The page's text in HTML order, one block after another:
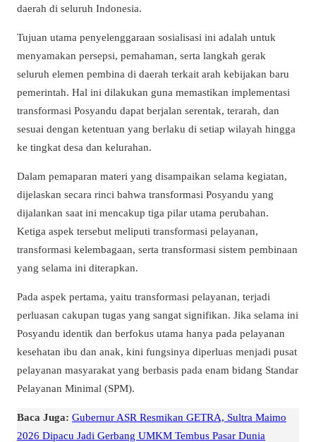
daerah di seluruh Indonesia.
Tujuan utama penyelenggaraan sosialisasi ini adalah untuk
menyamakan persepsi, pemahaman, serta langkah gerak
seluruh elemen pembina di daerah terkait arah kebijakan baru
pemerintah. Hal ini dilakukan guna memastikan implementasi
transformasi Posyandu dapat berjalan serentak, terarah, dan
sesuai dengan ketentuan yang berlaku di setiap wilayah hingga
ke tingkat desa dan kelurahan.
Dalam pemaparan materi yang disampaikan selama kegiatan,
dijelaskan secara rinci bahwa transformasi Posyandu yang
dijalankan saat ini mencakup tiga pilar utama perubahan.
Ketiga aspek tersebut meliputi transformasi pelayanan,
transformasi kelembagaan, serta transformasi sistem pembinaan
yang selama ini diterapkan.
Pada aspek pertama, yaitu transformasi pelayanan, terjadi
perluasan cakupan tugas yang sangat signifikan. Jika selama ini
Posyandu identik dan berfokus utama hanya pada pelayanan
kesehatan ibu dan anak, kini fungsinya diperluas menjadi pusat
pelayanan masyarakat yang berbasis pada enam bidang Standar
Pelayanan Minimal (SPM).
Baca Juga: Gubernur ASR Resmikan GETRA, Sultra Maimo
2026 Dipacu Jadi Gerbang UMKM Tembus Pasar Dunia